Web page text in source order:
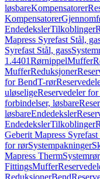
løsbareKompensatorer
Kompensatorer
EndedekslerTilkoblinger
Mapress Syrefast Stål,
Syrefast Stål, gass
1.4401RørnippelMuffer
MufferReduksjoner
for BendT-rør
uløseligeReservedeler
forbindelser, løsbare
løsbareEndedeksler
EndedekslerTilkoblinger
Geberit Mapress Syrefast
for rørSystempakninger
Mapress Therm
FittingsMuffer
ReduksjonerBend